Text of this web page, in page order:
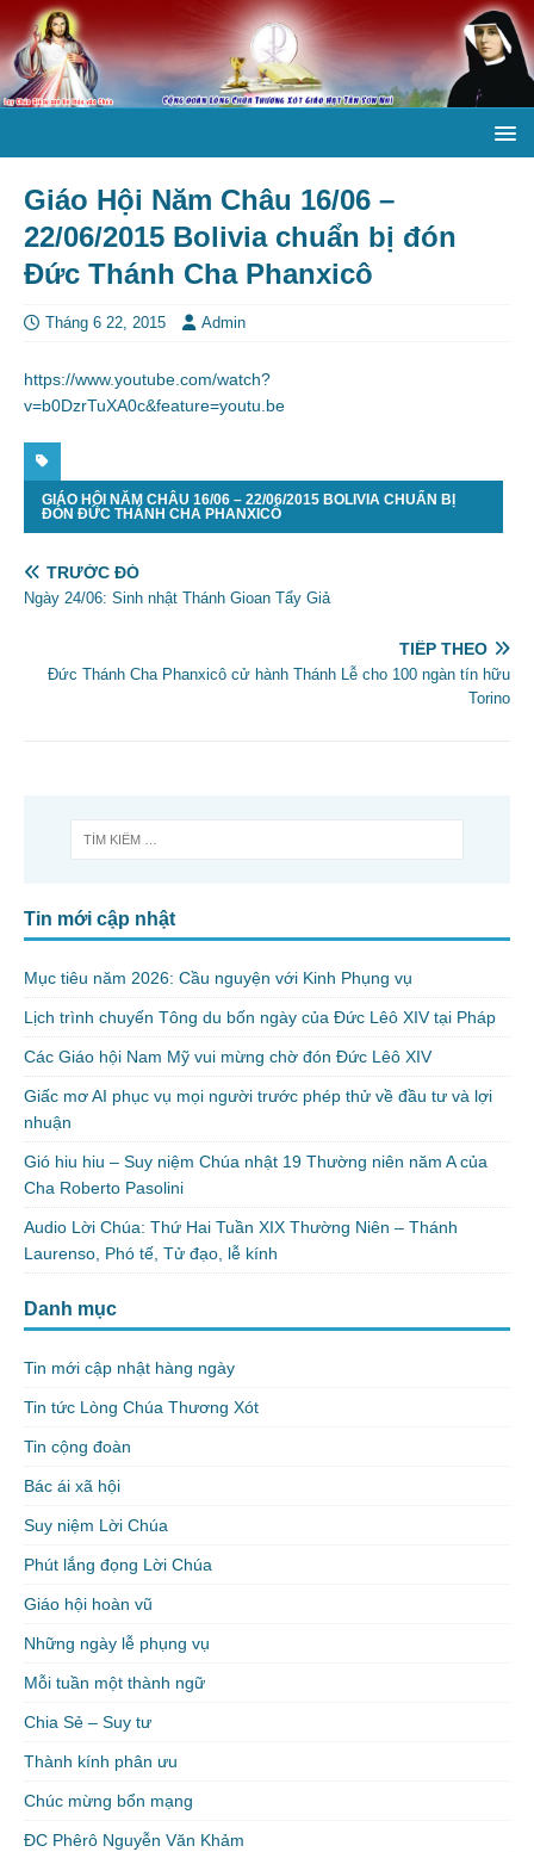
Giáo Hội Năm Châu 16/06 –
22/06/2015 Bolivia chuẩn bị đón
Đức Thánh Cha Phanxicô
Tháng 6 22, 2015 Admin
https://www.youtube.com/watch?
v=b0DzrTuXA0c&feature=youtu.be
GIÁO HỘI NĂM CHÂU 16/06 – 22/06/2015 BOLIVIA CHUẨN BỊ
ĐÓN ĐỨC THÁNH CHA PHANXICÔ
TRƯỚC ĐÓ
Ngày 24/06: Sinh nhật Thánh Gioan Tẩy Giả
TIẾP THEO
Đức Thánh Cha Phanxicô cử hành Thánh Lễ cho 100 ngàn tín hữu
Torino
Tin mới cập nhật
Mục tiêu năm 2026: Cầu nguyện với Kinh Phụng vụ
Lịch trình chuyến Tông du bốn ngày của Đức Lêô XIV tại Pháp
Các Giáo hội Nam Mỹ vui mừng chờ đón Đức Lêô XIV
Giấc mơ AI phục vụ mọi người trước phép thử về đầu tư và lợi
nhuận
Gió hiu hiu – Suy niệm Chúa nhật 19 Thường niên năm A của
Cha Roberto Pasolini
Audio Lời Chúa: Thứ Hai Tuần XIX Thường Niên – Thánh
Laurenso, Phó tế, Tử đạo, lễ kính
Danh mục
Tin mới cập nhật hàng ngày
Tin tức Lòng Chúa Thương Xót
Tin cộng đoàn
Bác ái xã hội
Suy niệm Lời Chúa
Phút lắng đọng Lời Chúa
Giáo hội hoàn vũ
Những ngày lễ phụng vụ
Mỗi tuần một thành ngữ
Chia Sẻ – Suy tư
Thành kính phân ưu
Chúc mừng bổn mạng
ĐC Phêrô Nguyễn Văn Khảm